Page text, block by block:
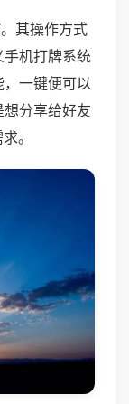
其操作方式
机打牌系统
一键便可以
分享给好友
。